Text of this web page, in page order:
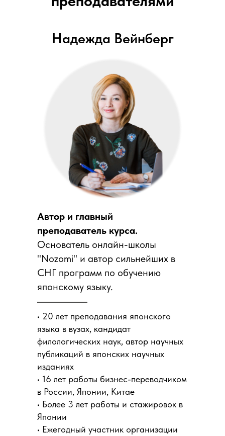
Автор и главный
преподаватель курса.
Основатель онлайн-школы
"Nozomi" и автор сильнейших в
СНГ программ по обучению
японскому языку.
• 20 лет преподавания японского
языка в вузах, кандидат
филологических наук, автор научных
публикаций в японских научных
изданиях
• 16 лет работы бизнес-переводчиком
в России, Японии, Китае
• Более 3 лет работы и стажировок в
Японии
• Ежегодный участник организации
Надежда Вейнберг